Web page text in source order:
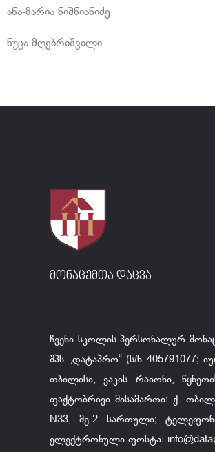
ანა-მარია ნიშნიანიძე
ნუცა მღებრიშვილი
მონაცემთა დაცვა
ჩვენი სკოლის პერსონალურ
შპს „დატაპრო“ (ს/ნ 405791077;
თბილისი, ვაკის რაიონი,
ფაქტობრივი მისამართი: ქ.
N33, მე-2 სართული;
ელექტრონული ფოსტა: